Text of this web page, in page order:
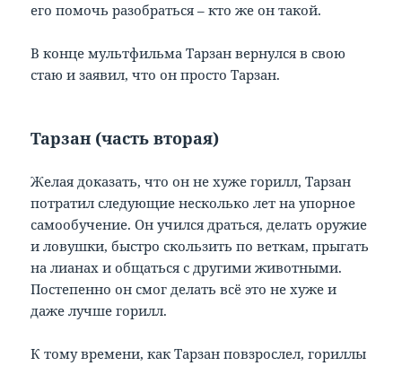
его помочь разобраться – кто же он такой.
В конце мультфильма Тарзан вернулся в свою
стаю и заявил, что он просто Тарзан.
Тарзан (часть вторая)
Желая доказать, что он не хуже горилл, Тарзан
потратил следующие несколько лет на упорное
самообучение. Он учился драться, делать оружие
и ловушки, быстро скользить по веткам, прыгать
на лианах и общаться с другими животными.
Постепенно он смог делать всё это не хуже и
даже лучше горилл.
К тому времени, как Тарзан повзрослел, гориллы